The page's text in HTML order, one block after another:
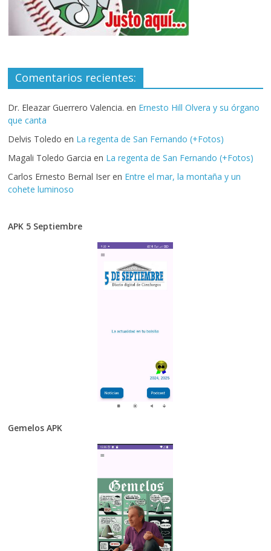
Comentarios recientes:
Dr. Eleazar Guerrero Valencia. en Ernesto Hill Olvera y su órgano
que canta
Delvis Toledo en La regenta de San Fernando (+Fotos)
Magali Toledo Garcia en La regenta de San Fernando (+Fotos)
Carlos Ernesto Bernal Iser en Entre el mar, la montaña y un
cohete luminoso
APK 5 Septiembre
Gemelos APK